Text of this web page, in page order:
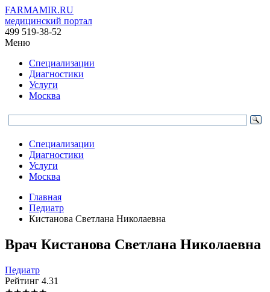
FARMAMIR.RU
медицинский портал
499 519-38-52
Меню
Специализации
Диагностики
Услуги
Москва
Специализации
Диагностики
Услуги
Москва
Главная
Педиатр
Кистанова Светлана Николаевна
Врач Кистанова Светлана Николаевна
Педиатр
Рейтинг 4.31